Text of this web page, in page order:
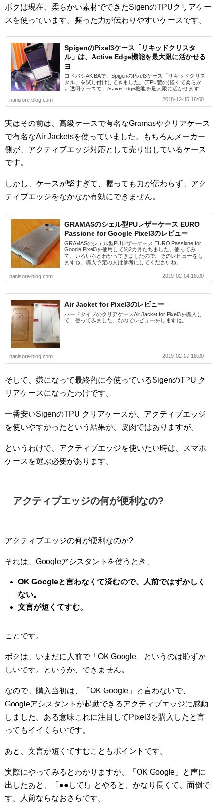
ボクは現在、柔らかい素材でできたSigenのTPUクリアケー
スを使っています。握った力が伝わりやすいケースです。
SpigenのPixel3ケース「リキッドクリスタ
ル」は、Active Edge機能を最大限に活かせる
ヨ
ヨドバシAKIBAで、SpigenのPixel3ケース「リキッドクリス
タル」を試し付けしてきました。(TPU製の)軽くて柔らか
い透明ケースで、Active Edge機能を最大限に活かせます!
nanisore-blog.com
2018-12-15 18:00
実はその前は、高級ケースで有名なGramasやクリアケース
で有名なAir Jacketsを使っていました。もちろんメーカー
側が、アクティブエッジ対応として売り出しているケース
です。
しかし、ケースが堅すぎて、握っても力が伝わらず、アク
ティブエッジをなかなか有効にできません。
GRAMASのシェル型PUレザーケース EURO
Passione for Google Pixel3のレビュー
GRAMASのシェル型PUレザーケース EURO Passione for
Google Pixel3を使用して約2カ月たちました。使ってみ
て、いろいろとわかってきましたので、そのレビューをし
ますね。購入予定の人は参考にしてくださいね。
nanisore-blog.com 2019-02-04 18:00
Air Jacket for Pixel3のレビュー
ハードタイプのクリアケースAir Jacket for Pixel3を購入し
て、使ってみました。なのでレビューをしますね。
nanisore-blog.com 2019-02-07 18:00
そして、嫌になって最終的に今使っているSigenのTPU ク
リアケースになったわけです。
一番安いSigenのTPU クリアケースが、アクティブエッジ
を使いやすかったという結果が、皮肉ではありますが。
というわけで、アクティブエッジを使いたい時は、スマホ
ケースを選ぶ必要があります。
アクティブエッジの何が便利なの?
アクティブエッジの何が便利なのか?
それは、Googleアシスタントを使うとき、
OK Googleと言わなくて済むので、人前ではずかしく
ない。
文言が短くてすむ。
ことです。
ボクは、いまだに人前で「OK Google」というのは恥ずか
しいです。というか、できません。
なので、購入当初は、「OK Google」と言わないで、
Googleアシスタントが起動できるアクティブエッジに感動
しました。ある意味これに注目してPixel3を購入したと言
ってもイイくらいです。
あと、文言が短くてすむこともポイントです。
実際にやってみるとわかりますが、「OK Google」と声に
出したあと、「●●して!」とやると、かなり長くて、面倒で
す。人前ならなおさらです。